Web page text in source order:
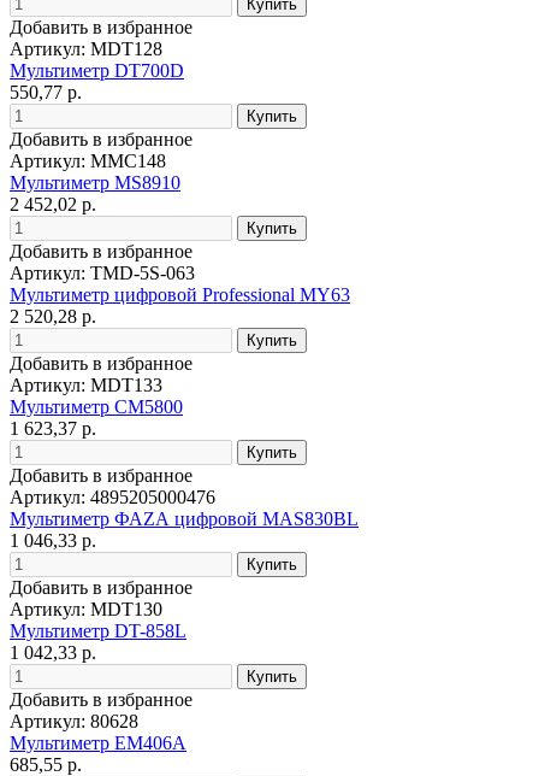
Добавить в избранное
Артикул: MDT128
Мультиметр DT700D
550,77 р.
Добавить в избранное
Артикул: MMC148
Мультиметр MS8910
2 452,02 р.
Добавить в избранное
Артикул: TMD-5S-063
Мультиметр цифровой Professional MY63
2 520,28 р.
Добавить в избранное
Артикул: MDT133
Мультиметр CM5800
1 623,37 р.
Добавить в избранное
Артикул: 4895205000476
Мультиметр ФАZА цифровой MAS830BL
1 046,33 р.
Добавить в избранное
Артикул: MDT130
Мультиметр DT-858L
1 042,33 р.
Добавить в избранное
Артикул: 80628
Мультиметр EM406A
685,55 р.